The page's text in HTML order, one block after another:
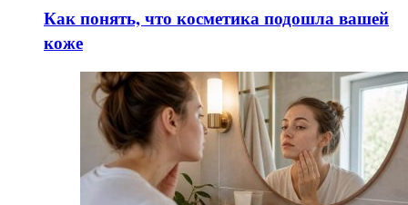
Как понять, что косметика подошла вашей
коже